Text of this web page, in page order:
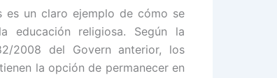
es un claro ejemplo de cómo se
educación religiosa. Según la
2008 del Govern anterior, los
la opción de permanecer en